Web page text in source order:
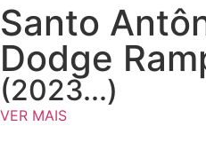
Santo
Dodge
(2023...)
VER MAIS